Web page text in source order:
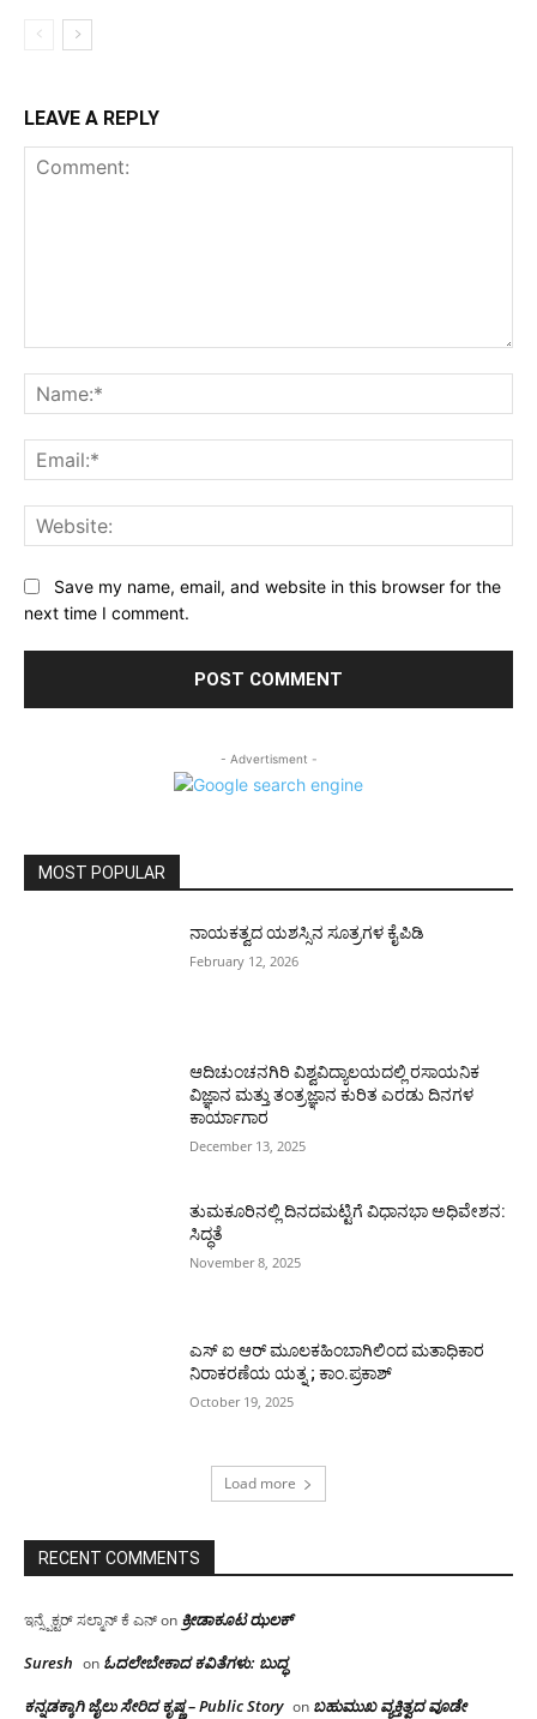
LEAVE A REPLY
Save my name, email, and website in this browser for the
next time I comment.
- Advertisment -
MOST POPULAR
ನಾಯಕತ್ವದ ಯಶಸ್ಸಿನ ಸೂತ್ರಗಳ ಕೈಪಿಡಿ
February 12, 2026
ಆದಿಚುಂಚನಗಿರಿ ವಿಶ್ವವಿದ್ಯಾಲಯದಲ್ಲಿ ರಸಾಯನಿಕ
ವಿಜ್ಞಾನ ಮತ್ತು ತಂತ್ರಜ್ಞಾನ ಕುರಿತ ಎರಡು ದಿನಗಳ
ಕಾರ್ಯಾಗಾರ
December 13, 2025
ತುಮಕೂರಿನಲ್ಲಿ ದಿನದಮಟ್ಟಿಗೆ ವಿಧಾನಭಾ ಅಧಿವೇಶನ:
ಸಿದ್ಧತೆ
November 8, 2025
ಎಸ್ ಐ ಆರ್ ಮೂಲಕಹಿಂಬಾಗಿಲಿಂದ ಮತಾಧಿಕಾರ
ನಿರಾಕರಣೆಯ ಯತ್ನ ; ಕಾಂ.ಪ್ರಕಾಶ್
October 19, 2025
Load more
RECENT COMMENTS
ಇನ್ಸ್ಪೆಕ್ಟರ್ ಸಲ್ಮಾನ್ ಕೆ ಎನ್on ಕ್ರೀಡಾಕೂಟ ಝಲಕ್
Suresh on ಓದಲೇಬೇಕಾದ‌ ಕವಿತೆಗಳು: ಬುದ್ಧ
ಕನ್ನಡಕ್ಕಾಗಿ ಜೈಲು ಸೇರಿದ ಕೃಷ್ಣ – Public Story on ಬಹುಮುಖ ವ್ಯಕ್ತಿತ್ವದ ವೂಡೇ